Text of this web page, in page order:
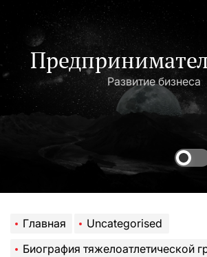
содержимому
Развитие бизнеса
Главная
Uncategorised
Биография тяжелоатлетической группы — история их впечатляющих достижений и пути к